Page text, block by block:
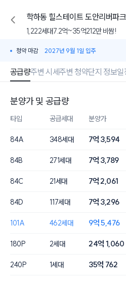
학하동 힐스테이트 도안리버파
1,222세대7.2억~35억212만 비쌈!
청약 마감 2027년 9월 1일 입주
공급량주변 시세주변 청약단지 정보일
분양가 및 공급량
타입 공급세대 분양가
84A 348세대 7억 3,594
84B 271세대 7억 3,789
84C 21세대 7억 2,061
84D 117세대 7억 3,296
101A 462세대 9억 5,476
180P 2세대 24억 1,060
240P 1세대 35억 762